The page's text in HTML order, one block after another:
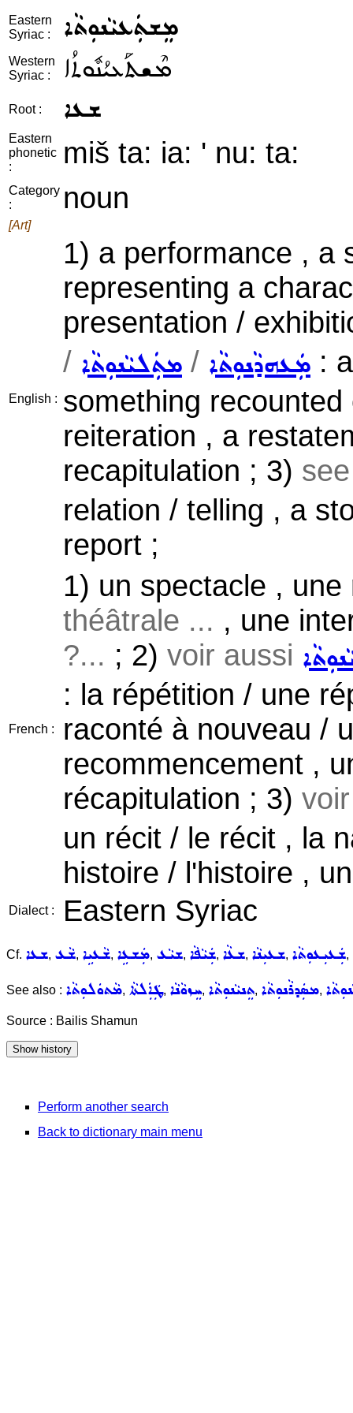
Eastern
Syriac :
ܡܸܫܬܲܥܝܵܢܘܼܬܵܐ
Western
Syriac :
ܡܶܫܬܰܥܝܳܢܽܘܬܳܐ
Root : ܫܥܐ
Eastern
phonetic
:
miš ta: ia: ' nu: ta:
Category
:
noun
[Art]
English :
1) a performance , a
representing a
presentation /
/ ܡܬܲܠܝܵܢܘܼܬܵܐ / ܡܲܥܗܕܵܢܘܼܬܵܐ :
something
reiteration , a
recapitulation ; 3)
relation / telling , a
report ;
French :
1) un spectacle ,
théâtrale ... , une
?... ; 2) voir aussi
: la répétition / une
raconté à nouveau /
recommencement ,
récapitulation ; 3)
un récit / le récit , la
histoire / l'histoire ,
Dialect : Eastern Syriac
Cf. ܫܥܐ, ܫܵܥ, ܫܵܥܝܹܐ, ܡܲܫܥܹܐ, ܫܝܵܥ, ܫܲܝܵܦܵܐ, ܫܥܵܐ, ܫܥܝܼܢܵܐ, ܫܲܥܝܼܥܘܼܬܵܐ,
See also : ܡܵܬܘܿܠܘܼܬܵܐ, ܛܲܐܲܠܬܵܐ, ܚܸܙܘܵܢܵܐ, ܬܸܢܝܵܢܘܼܬܵܐ, ܡܣܲܕܪܵܢܘܼܬܵܐ,
Source : Bailis Shamun
Perform another search
Back to dictionary main menu